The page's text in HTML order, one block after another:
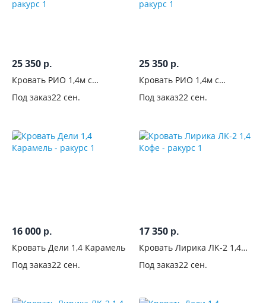
25 350 р.
Кровать РИО 1,4м с
основанием Бежевый
Под заказ22 сен.
25 350 р.
Кровать РИО 1,4м с
основанием Атлантида
Под заказ22 сен.
16 000 р.
Кровать Дели 1,4 Карамель
Под заказ22 сен.
17 350 р.
Кровать Лирика ЛК-2 1,4
Под заказ22 сен.